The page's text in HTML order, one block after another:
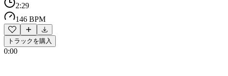
2:29
146 BPM
トラックを購入
0:00